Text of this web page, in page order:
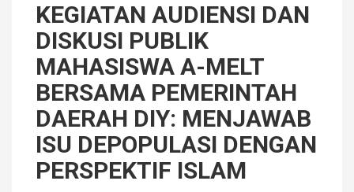
KEGIATAN AUDIENSI DAN
DISKUSI PUBLIK
MAHASISWA A-MELT
BERSAMA PEMERINTAH
DAERAH DIY: MENJAWAB
ISU DEPOPULASI DENGAN
PERSPEKTIF ISLAM